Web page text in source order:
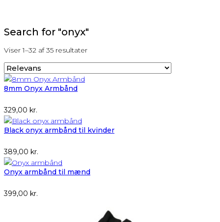
Search for "onyx"
Viser 1–32 af 35 resultater
8mm Onyx Armbånd
329,00 kr.
Black onyx armbånd til kvinder
389,00 kr.
Onyx armbånd til mænd
399,00 kr.